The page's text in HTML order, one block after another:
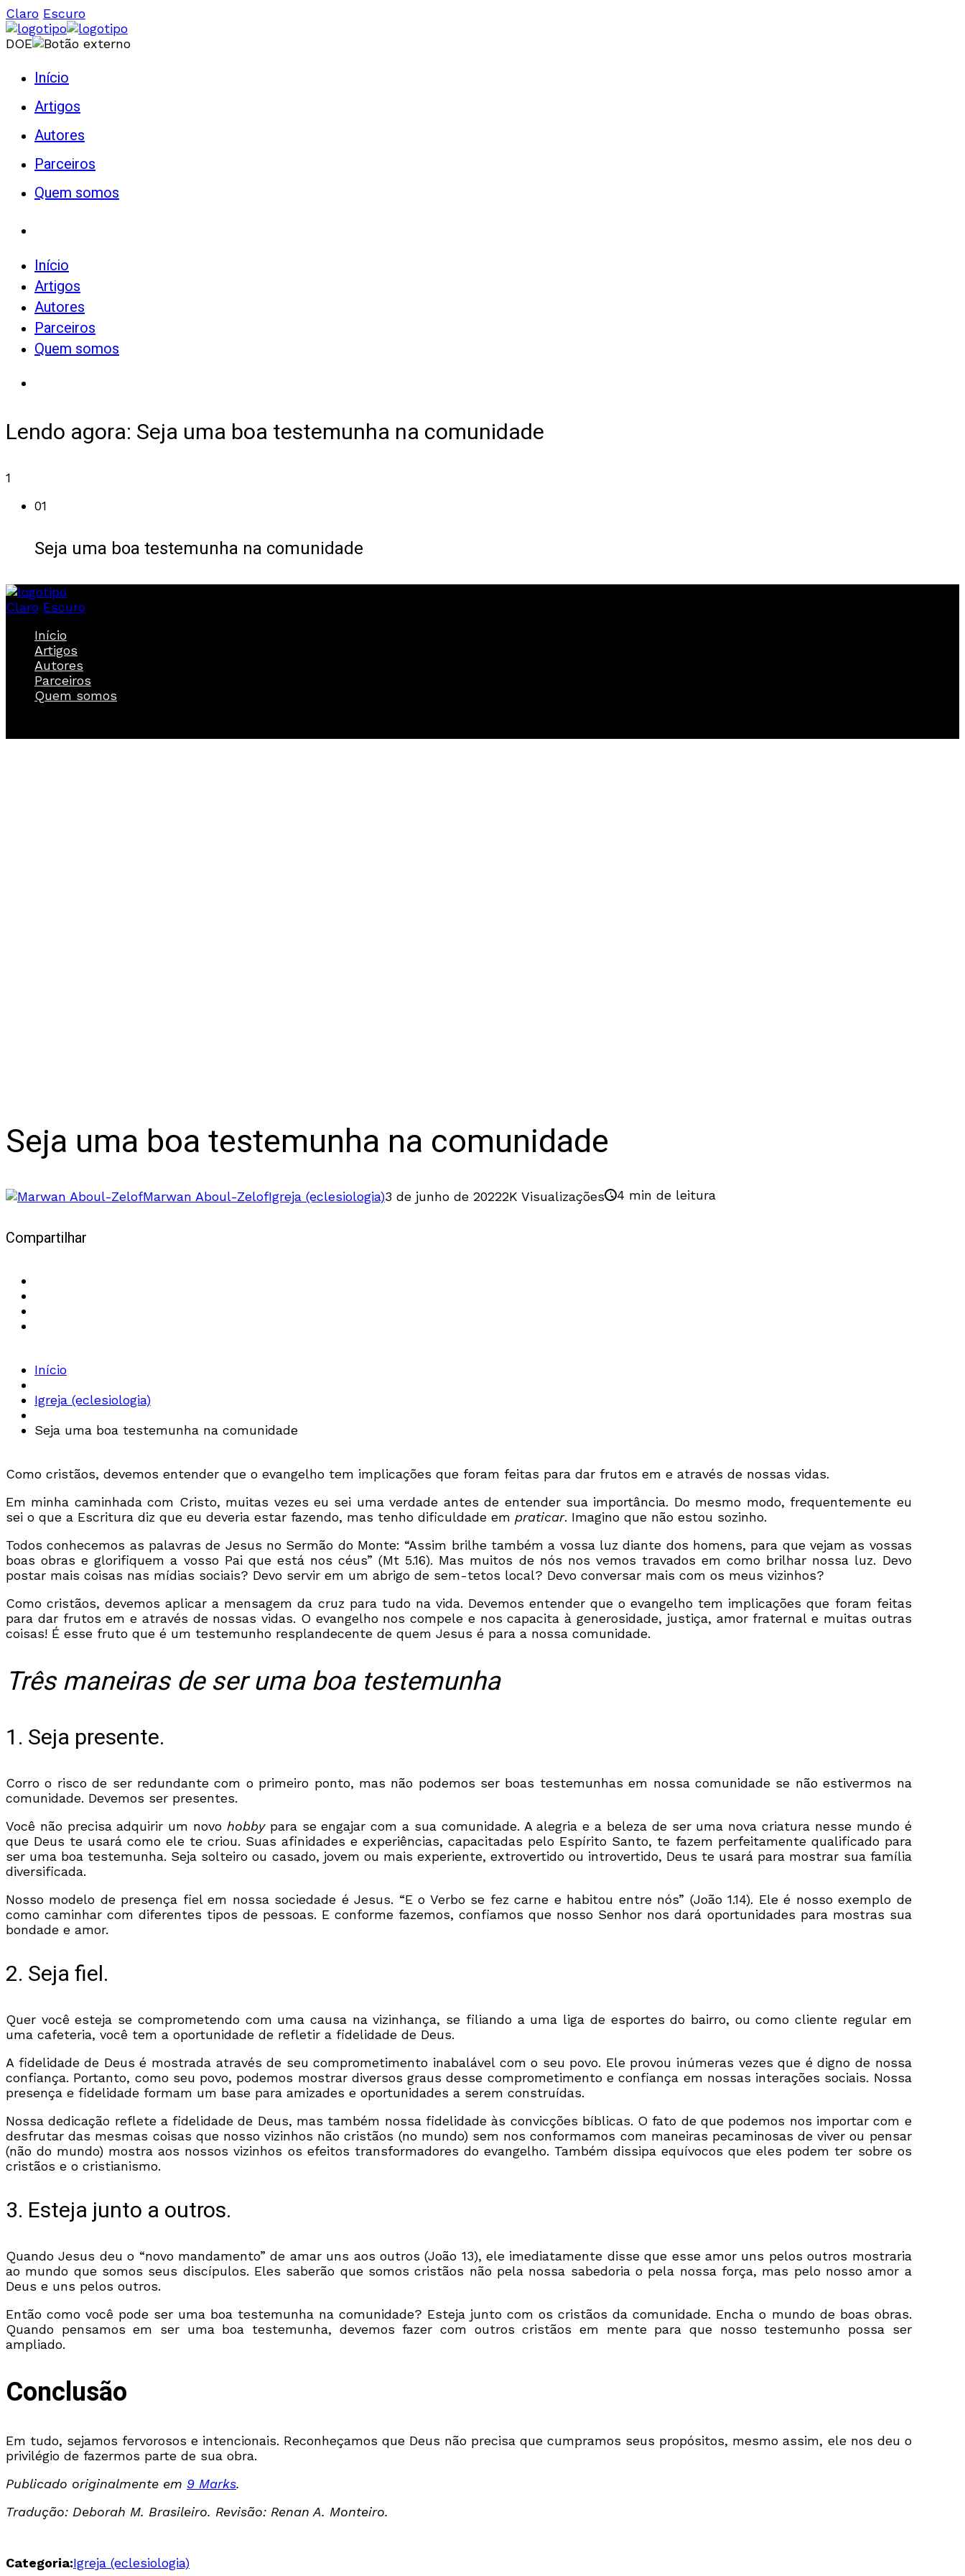
Claro Escuro
DOE
Início
Artigos
Autores
Parceiros
Quem somos
Início
Artigos
Autores
Parceiros
Quem somos
Lendo agora: Seja uma boa testemunha na comunidade
1
01
Seja uma boa testemunha na comunidade
Claro Escuro
Início
Artigos
Autores
Parceiros
Quem somos
Seja uma boa testemunha na comunidade
Marwan Aboul-ZelofIgreja (eclesiologia)3 de junho de 20222K Visualizações 4 min de leitura
Compartilhar
Início
Igreja (eclesiologia)
Seja uma boa testemunha na comunidade
Como cristãos, devemos entender que o evangelho tem implicações que foram feitas para dar frutos em e através de nossas vidas.
Em minha caminhada com Cristo, muitas vezes eu sei uma verdade antes de entender sua importância. Do mesmo modo, frequentemente eu
sei o que a Escritura diz que eu deveria estar fazendo, mas tenho dificuldade em praticar. Imagino que não estou sozinho.
Todos conhecemos as palavras de Jesus no Sermão do Monte: “Assim brilhe também a vossa luz diante dos homens, para que vejam as vossas
boas obras e glorifiquem a vosso Pai que está nos céus” (Mt 5.16). Mas muitos de nós nos vemos travados em como brilhar nossa luz. Devo
postar mais coisas nas mídias sociais? Devo servir em um abrigo de sem-tetos local? Devo conversar mais com os meus vizinhos?
Como cristãos, devemos aplicar a mensagem da cruz para tudo na vida. Devemos entender que o evangelho tem implicações que foram feitas
para dar frutos em e através de nossas vidas. O evangelho nos compele e nos capacita à generosidade, justiça, amor fraternal e muitas outras
coisas! É esse fruto que é um testemunho resplandecente de quem Jesus é para a nossa comunidade.
Três maneiras de ser uma boa testemunha
1. Seja presente.
Corro o risco de ser redundante com o primeiro ponto, mas não podemos ser boas testemunhas em nossa comunidade se não estivermos na
comunidade. Devemos ser presentes.
Você não precisa adquirir um novo hobbypara se engajar com a sua comunidade. A alegria e a beleza de ser uma nova criatura nesse mundo é
que Deus te usará como ele te criou. Suas afinidades e experiências, capacitadas pelo Espírito Santo, te fazem perfeitamente qualificado para
ser uma boa testemunha. Seja solteiro ou casado, jovem ou mais experiente, extrovertido ou introvertido, Deus te usará para mostrar sua família
diversificada.
Nosso modelo de presença fiel em nossa sociedade é Jesus. “E o Verbo se fez carne e habitou entre nós” (João 1.14). Ele é nosso exemplo de
como caminhar com diferentes tipos de pessoas. E conforme fazemos, confiamos que nosso Senhor nos dará oportunidades para mostras sua
bondade e amor.
2. Seja fiel.
Quer você esteja se comprometendo com uma causa na vizinhança, se filiando a uma liga de esportes do bairro, ou como cliente regular em
uma cafeteria, você tem a oportunidade de refletir a fidelidade de Deus.
A fidelidade de Deus é mostrada através de seu comprometimento inabalável com o seu povo. Ele provou inúmeras vezes que é digno de nossa
confiança. Portanto, como seu povo, podemos mostrar diversos graus desse comprometimento e confiança em nossas interações sociais. Nossa
presença e fidelidade formam um base para amizades e oportunidades a serem construídas.
Nossa dedicação reflete a fidelidade de Deus, mas também nossa fidelidade às convicções bíblicas. O fato de que podemos nos importar com e
desfrutar das mesmas coisas que nosso vizinhos não cristãos (no mundo) sem nos conformamos com maneiras pecaminosas de viver ou pensar
(não do mundo) mostra aos nossos vizinhos os efeitos transformadores do evangelho. Também dissipa equívocos que eles podem ter sobre os
cristãos e o cristianismo.
3. Esteja junto a outros.
Quando Jesus deu o “novo mandamento” de amar uns aos outros (João 13), ele imediatamente disse que esse amor uns pelos outros mostraria
ao mundo que somos seus discípulos. Eles saberão que somos cristãos não pela nossa sabedoria o pela nossa força, mas pelo nosso amor a
Deus e uns pelos outros.
Então como você pode ser uma boa testemunha na comunidade? Esteja junto com os cristãos da comunidade. Encha o mundo de boas obras.
Quando pensamos em ser uma boa testemunha, devemos fazer com outros cristãos em mente para que nosso testemunho possa ser
ampliado.
Conclusão
Em tudo, sejamos fervorosos e intencionais. Reconheçamos que Deus não precisa que cumpramos seus propósitos, mesmo assim, ele nos deu o
privilégio de fazermos parte de sua obra.
Publicado originalmente em 9 Marks.
Tradução: Deborah M. Brasileiro. Revisão: Renan A. Monteiro.
Categoria:Igreja (eclesiologia)